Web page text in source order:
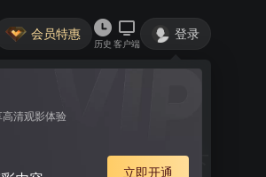
会员特惠
历史 客户端
登录
清观影体验
立即开通
第9集）串口控制下